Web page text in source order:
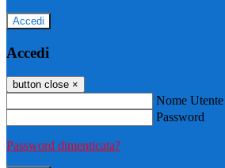
Accedi
Accedi
button close ×
Nome Utente
Password
Password dimenticata?